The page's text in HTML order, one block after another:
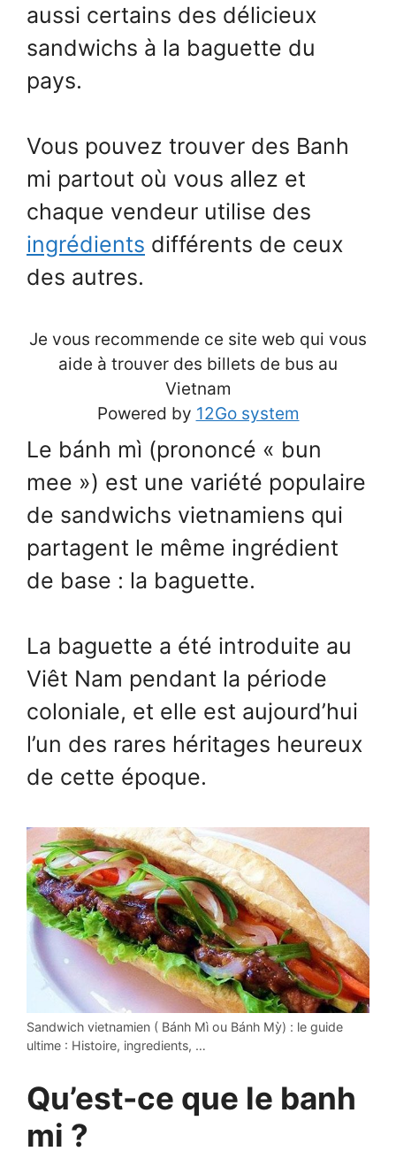
aussi certains des délicieux
sandwichs à la baguette du
pays.
Vous pouvez trouver des Banh
mi partout où vous allez et
chaque vendeur utilise des
ingrédients différents de ceux
des autres.
Je vous recommende ce site web qui vous
aide à trouver des billets de bus au
Vietnam
Powered by 12Go system
Le bánh mì (prononcé « bun
mee ») est une variété populaire
de sandwichs vietnamiens qui
partagent le même ingrédient
de base : la baguette.
La baguette a été introduite au
Viêt Nam pendant la période
coloniale, et elle est aujourd’hui
l’un des rares héritages heureux
de cette époque.
Sandwich vietnamien ( Bánh Mì ou Bánh Mỳ) : le guide
ultime : Histoire, ingredients, …
Qu’est-ce que le banh
mi ?